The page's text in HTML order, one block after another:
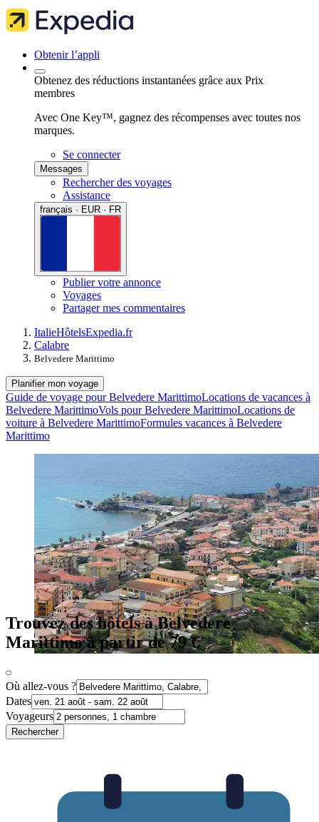
Obtenir l’appli
Obtenez des réductions instantanées grâce aux Prix
membres
Avec One Key™, gagnez des récompenses avec toutes nos
marques.
Se connecter
Messages
Rechercher des voyages
Assistance
français · EUR · FR
Publier votre annonce
Voyages
Partager mes commentaires
ItalieHôtelsExpedia.fr
Calabre
Belvedere Marittimo
Planifier mon voyage
Guide de voyage pour Belvedere MarittimoLocations de vacances à
Belvedere MarittimoVols pour Belvedere MarittimoLocations de
voiture à Belvedere MarittimoFormules vacances à Belvedere
Marittimo
Trouvez des hôtels à Belvedere
Marittimo à partir de 79 €
Où allez-vous ?
Dates
Voyageurs
Rechercher